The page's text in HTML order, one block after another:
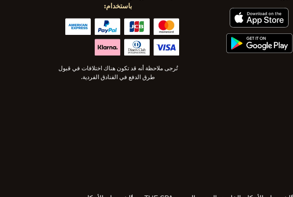
باستخدام:
تُرجى ملاحظة أنه قد تكون هناك اختلافات في قبول
طرق الدفع في الفنادق الفردية.